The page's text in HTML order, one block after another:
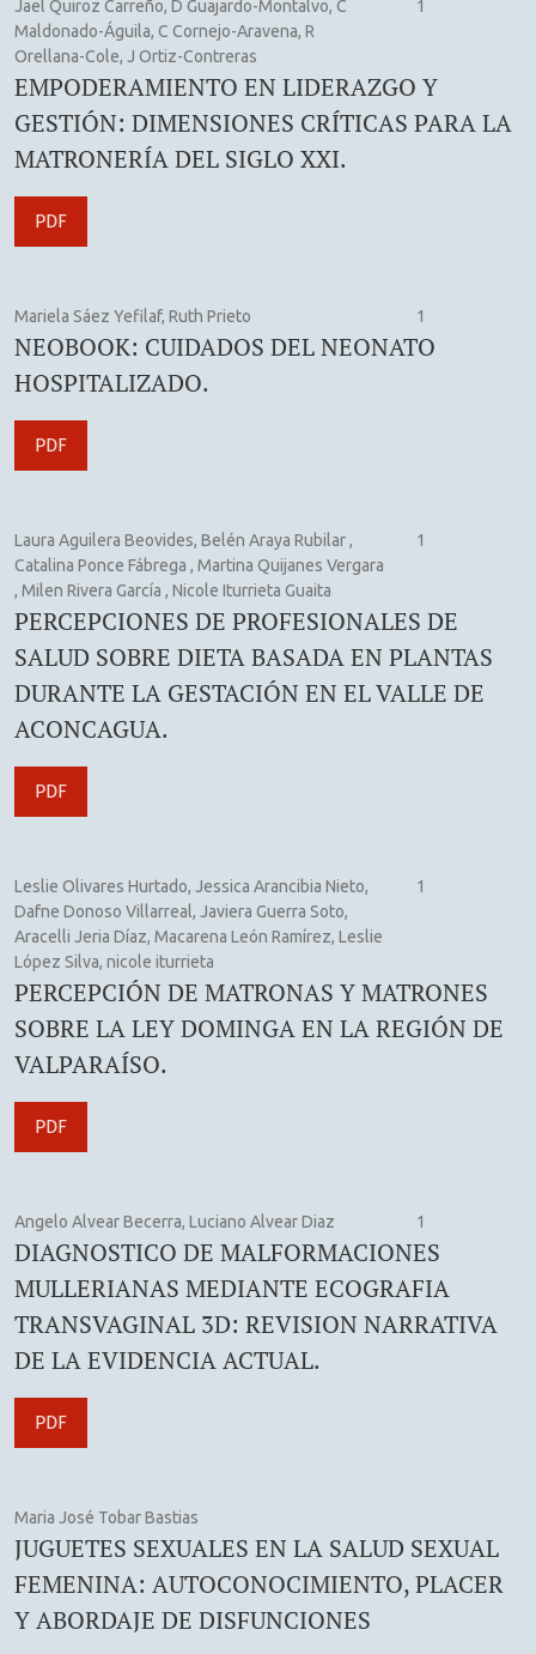
Jael Quiroz Carreño, D Guajardo-Montalvo, C
Maldonado-Águila, C Cornejo-Aravena, R
Orellana-Cole, J Ortiz-Contreras
1
EMPODERAMIENTO EN LIDERAZGO Y
GESTIÓN: DIMENSIONES CRÍTICAS PARA LA
MATRONERÍA DEL SIGLO XXI.
PDF
Mariela Sáez Yefilaf, Ruth Prieto 1
NEOBOOK: CUIDADOS DEL NEONATO
HOSPITALIZADO.
PDF
Laura Aguilera Beovides, Belén Araya Rubilar ,
Catalina Ponce Fábrega , Martina Quijanes Vergara
, Milen Rivera García , Nicole Iturrieta Guaita
1
PERCEPCIONES DE PROFESIONALES DE
SALUD SOBRE DIETA BASADA EN PLANTAS
DURANTE LA GESTACIÓN EN EL VALLE DE
ACONCAGUA.
PDF
Leslie Olivares Hurtado, Jessica Arancibia Nieto,
Dafne Donoso Villarreal, Javiera Guerra Soto,
Aracelli Jeria Díaz, Macarena León Ramírez, Leslie
López Silva, nicole iturrieta
1
PERCEPCIÓN DE MATRONAS Y MATRONES
SOBRE LA LEY DOMINGA EN LA REGIÓN DE
VALPARAÍSO.
PDF
Angelo Alvear Becerra, Luciano Alvear Diaz 1
DIAGNOSTICO DE MALFORMACIONES
MULLERIANAS MEDIANTE ECOGRAFIA
TRANSVAGINAL 3D: REVISION NARRATIVA
DE LA EVIDENCIA ACTUAL.
PDF
Maria José Tobar Bastias
JUGUETES SEXUALES EN LA SALUD SEXUAL
FEMENINA: AUTOCONOCIMIENTO, PLACER
Y ABORDAJE DE DISFUNCIONES